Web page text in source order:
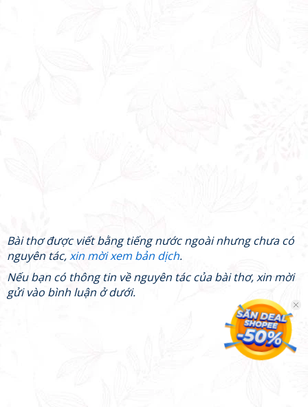
Bài thơ được viết bằng tiếng nước ngoài nhưng chưa có
nguyên tác,xin mời xem bản dịch.
Nếu bạn có thông tin về nguyên tác của bài thơ, xin mời
gửi vào bình luận ở dưới.